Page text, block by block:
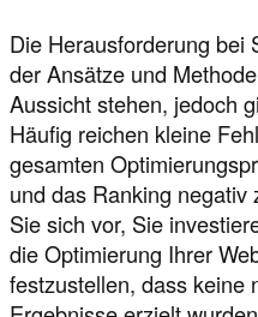
Die Herausforderung bei
der Ansätze und
Aussicht stehen, jedoch
Häufig reichen kleine
gesamten
und das Ranking
Sie sich vor, Sie
die Optimierung Ihrer
festzustellen, dass keine